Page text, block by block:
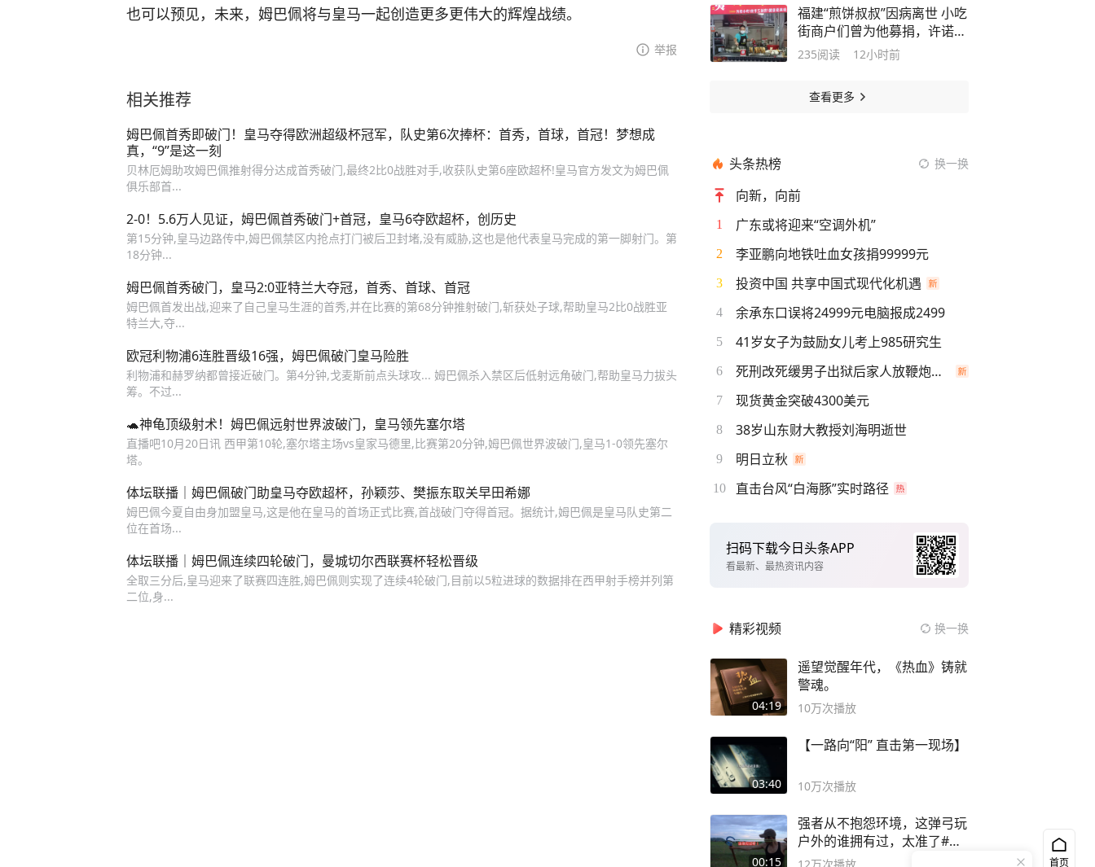
也可以预见，未来，姆巴佩将与皇马一起创造更多更伟大的辉煌战绩。
举报
相关推荐
姆巴佩首秀即破门！皇马夺得欧洲超级杯冠军，队史第6次捧杯：首秀，首球，首冠！梦想成
真，“9”是这一刻
贝林厄姆助攻姆巴佩推射得分达成首秀破门,最终2比0战胜对手,收获队史第6座欧超杯!皇马官方发文为姆巴佩
俱乐部首...
2-0！5.6万人见证，姆巴佩首秀破门+首冠，皇马6夺欧超杯，创历史
第15分钟,皇马边路传中,姆巴佩禁区内抢点打门被后卫封堵,没有威胁,这也是他代表皇马完成的第一脚射门。第
18分钟...
姆巴佩首秀破门，皇马2:0亚特兰大夺冠，首秀、首球、首冠
姆巴佩首发出战,迎来了自己皇马生涯的首秀,并在比赛的第68分钟推射破门,斩获处子球,帮助皇马2比0战胜亚
特兰大,夺...
欧冠利物浦6连胜晋级16强，姆巴佩破门皇马险胜
利物浦和赫罗纳都曾接近破门。第4分钟,戈麦斯前点头球攻... 姆巴佩杀入禁区后低射远角破门,帮助皇马力拔头
筹。不过...
🐢神龟顶级射术！姆巴佩远射世界波破门，皇马领先塞尔塔
直播吧10月20日讯 西甲第10轮,塞尔塔主场vs皇家马德里,比赛第20分钟,姆巴佩世界波破门,皇马1-0领先塞尔
塔。
体坛联播｜姆巴佩破门助皇马夺欧超杯，孙颖莎、樊振东取关早田希娜
姆巴佩今夏自由身加盟皇马,这是他在皇马的首场正式比赛,首战破门夺得首冠。据统计,姆巴佩是皇马队史第二
位在首场...
体坛联播｜姆巴佩连续四轮破门，曼城切尔西联赛杯轻松晋级
全取三分后,皇马迎来了联赛四连胜,姆巴佩则实现了连续4轮破门,目前以5粒进球的数据排在西甲射手榜并列第
二位,身...
福建“煎饼叔叔”因病离世 小吃
街商户们曾为他募捐，许诺康
复后请所有好心人吃煎饼
235阅读 12小时前
查看更多
头条热榜 换一换
向新，向前
1 广东或将迎来“空调外机”
2 李亚鹏向地铁吐血女孩捐99999元
3 投资中国 共享中国式现代化机遇
4 余承东口误将24999元电脑报成2499
5 41岁女子为鼓励女儿考上985研究生
6 死刑改死缓男子出狱后家人放鞭炮庆祝
7 现货黄金突破4300美元
8 38岁山东财大教授刘海明逝世
9 明日立秋
10 直击台风“白海豚”实时路径
扫码下载今日头条APP
看最新、最热资讯内容
精彩视频 换一换
04:19
遥望觉醒年代，《热血》铸就
警魂。
10万次播放
03:40
【一路向“阳” 直击第一现场】
10万次播放
00:15
强者从不抱怨环境，这弹弓玩
户外的谁拥有过，太准了#弹
弓#户外
首页